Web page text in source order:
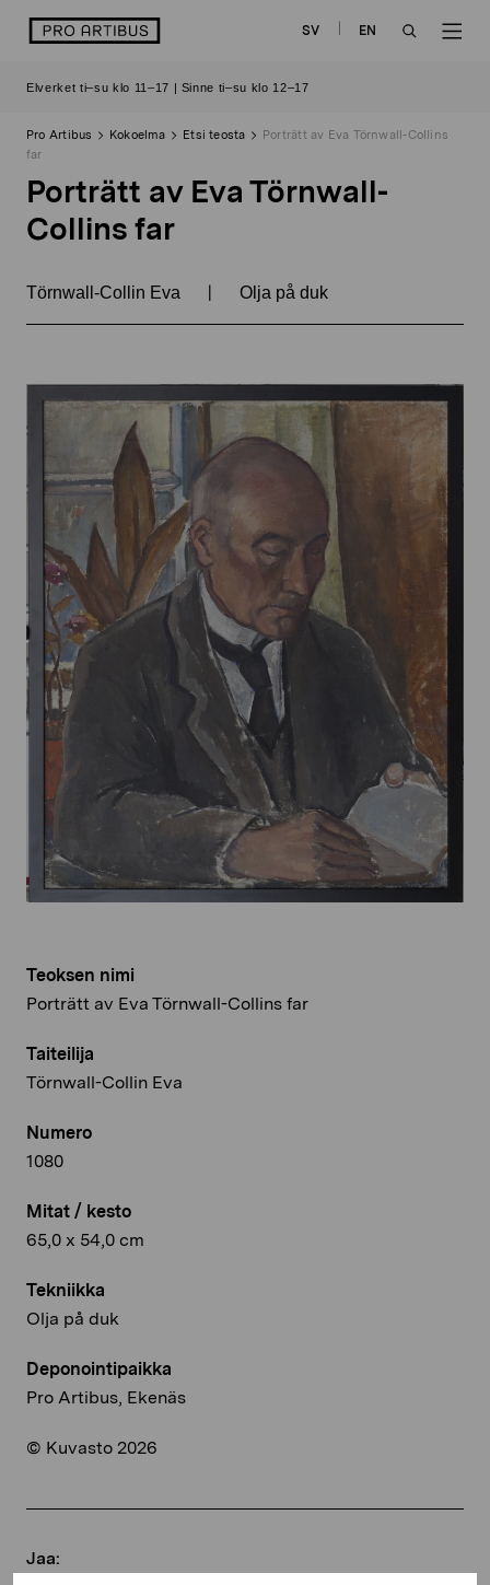
sisältöön
logo SV
EN
Elverket ti–su klo 11–17 | Sinne ti–su klo 12–17
Pro Artibus Kokoelma Etsi teosta
Porträtt av Eva Törnwall-Collins
far
Porträtt av Eva Törnwall-
Collins far
Törnwall-Collin Eva | Olja på duk
Teoksen nimi
Porträtt av Eva Törnwall-Collins far
Taiteilija
Törnwall-Collin Eva
Numero
1080
Mitat / kesto
65,0 x 54,0 cm
Tekniikka
Olja på duk
Deponointipaikka
Pro Artibus, Ekenäs
© Kuvasto 2026
Jaa: